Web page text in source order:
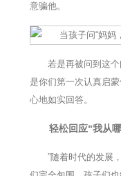
意骗他。
若是再被问到这
是你们第一次认真启
心地如实回答。
轻松回应“我从
”随着时代的发展